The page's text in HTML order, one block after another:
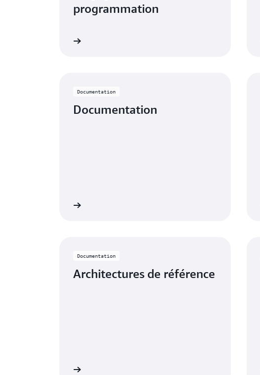
programmation
Documentation
Documentation
Documentation
Architectures de référence